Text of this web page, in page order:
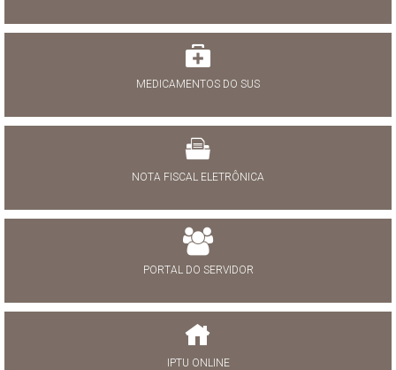
MEDICAMENTOS DO SUS
NOTA FISCAL ELETRÔNICA
PORTAL DO SERVIDOR
IPTU ONLINE